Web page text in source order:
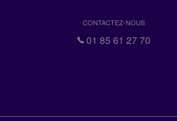
CONTACTEZ-NOUS
01 85 61 27 70